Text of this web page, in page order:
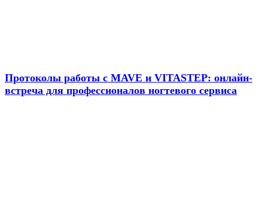
Протоколы работы с MAVE и VITASTEP: онлайн-
встреча для профессионалов ногтевого сервиса